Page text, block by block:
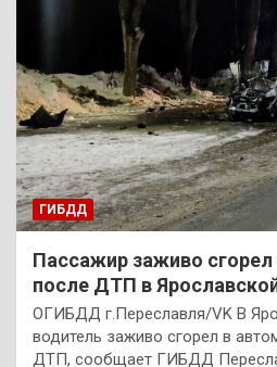
ГИБДД
Пассажир заживо
после ДТП в
ОГИБДД г.Переславля/VK В
водитель заживо сгорел в
ДТП, сообщает ГИБДД